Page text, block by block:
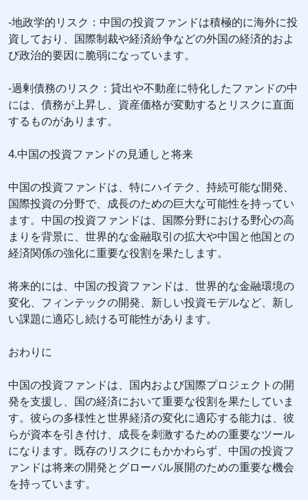
-地政学的リスク：中国の投資ファンドは積極的に海外に投
資しており、国際制裁や経済紛争などの外国の経済的およ
び政治的要因に脆弱になっています。
-過剰債務のリスク：貸出や不動産に特化したファンドの中
には、債務が上昇し、資産価格が変動するとリスクに直面
するものがあります。
4.中国の投資ファンドの見通しと将来
中国の投資ファンドは、特にハイテク、持続可能な開発、
国際投資の分野で、成長のための巨大な可能性を持ってい
ます。中国の投資ファンドは、国際分野における野心の高
まりを背景に、世界的な金融取引の拡大や中国と他国との
経済関係の強化に重要な役割を果たします。
将来的には、中国の投資ファンドは、世界的な金融環境の
変化、フィンテックの開発、新しい投資モデルなど、新し
い課題に適応し続ける可能性があります。
おわりに
中国の投資ファンドは、国内および国際プロジェクトの開
発を支援し、国の経済において重要な役割を果たしていま
す。彼らの多様性と世界経済の変化に適応する能力は、彼
らが資本を引き付け、成長を刺激するための重要なツール
になります。既存のリスクにもかかわらず、中国の投資フ
ァンドは将来の開発とグローバル展開のための重要な機会
を持っています。